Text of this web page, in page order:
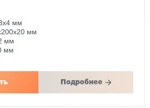
мм
мм
мм
мм
Подробнее